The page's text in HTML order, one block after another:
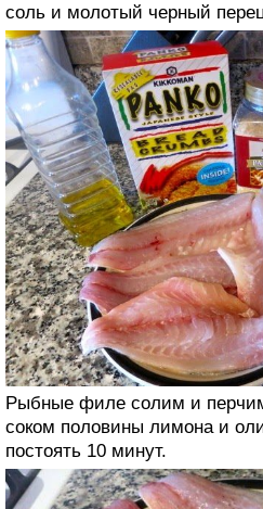
соль и молотый черный
Рыбные филе солим и
соком половины лимона и
постоять 10 минут.